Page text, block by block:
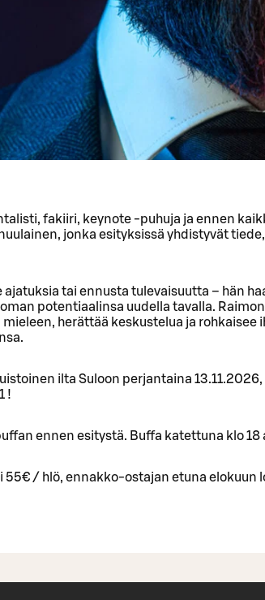
fakiiri, keynote -puhuja ja ennen
jonka esityksissä yhdistyvät
ajatuksia tai ennusta tulevaisuutta – hän
potentiaalinsa uudella tavalla.
mieleen, herättää keskustelua ja rohkaisee
ilta Suloon perjantaina 13.11.2026,
!
ennen esitystä. Buffa katettuna klo 18
55€ / hlö, ennakko-ostajan etuna elokuun